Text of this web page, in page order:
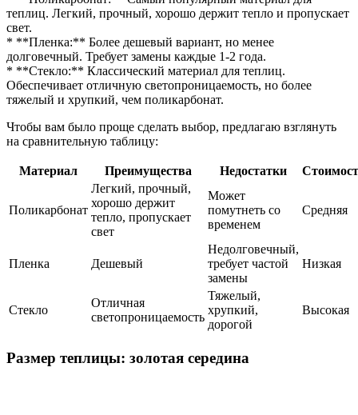
теплиц. Легкий, прочный, хорошо держит тепло и пропускает
свет.
* **Пленка:** Более дешевый вариант, но менее
долговечный. Требует замены каждые 1-2 года.
* **Стекло:** Классический материал для теплиц.
Обеспечивает отличную светопроницаемость, но более
тяжелый и хрупкий, чем поликарбонат.
Чтобы вам было проще сделать выбор, предлагаю взглянуть
на сравнительную таблицу:
Материал Преимущества Недостатки
Поликарбонат
Легкий, прочный,
хорошо держит
тепло, пропускает
свет
Может
помутнеть со
временем
Средняя
Пленка Дешевый
Недолговечный,
требует частой
замены
Низкая
Стекло
Отличная
светопроницаемость
Тяжелый,
хрупкий,
дорогой
Высокая
Размер теплицы: золотая середина